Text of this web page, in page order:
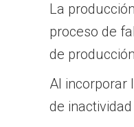
La
proceso de
de
Al incorporar
de